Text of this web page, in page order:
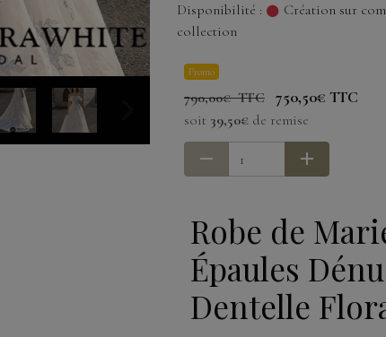
Disponibilité :
Création sur
collection
Promo
790,00€ TTC 750,50€ TTC
soit 39,50€ de remise
Robe de
Épaules
Dentelle